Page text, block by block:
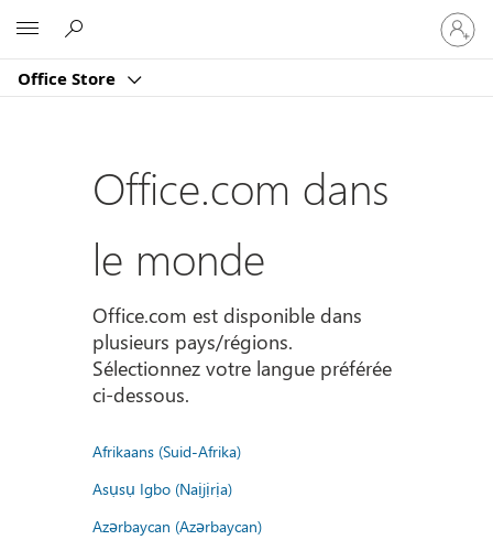
Office Store
vous
à
compte
Office.com dans
le monde
Office.com est disponible dans
plusieurs pays/régions.
Sélectionnez votre langue préférée
ci-dessous.
Afrikaans (Suid-Afrika)
Asụsụ Igbo (Naịjịrịa)
Azərbaycan (Azərbaycan)